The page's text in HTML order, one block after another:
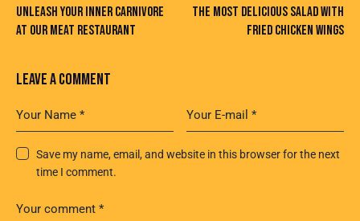
UNLEASH YOUR INNER CARNIVORE
AT OUR MEAT RESTAURANT
THE MOST DELICIOUS SALAD WITH
FRIED CHICKEN WINGS
LEAVE A COMMENT
Save my name, email, and website in this browser for the next
time I comment.